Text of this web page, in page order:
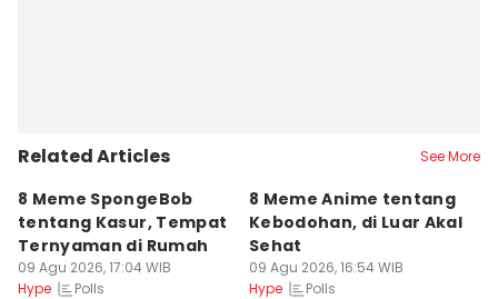
Related Articles See More
8 Meme SpongeBob
tentang Kasur, Tempat
Ternyaman di Rumah
09 Agu 2026, 17:04 WIB
Hype
Polls
8 Meme Anime tentang
Kebodohan, di Luar Akal
Sehat
09 Agu 2026, 16:54 WIB
Hype
Polls